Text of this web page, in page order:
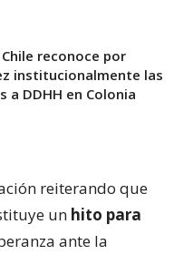
reconoce por
institucionalmente las
a DDHH en Colonia
reiterando que
un hito para
ante la